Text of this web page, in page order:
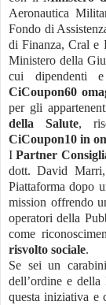
Aeronautica
Fondo di
di Finanza, Cral e
Ministero della
cui dipendenti
CiCoupon60
per gli
della Salute,
CiCoupon10 in
IPartner
dott. David
Piattaforma dopo
mission offrendo
operatori della
come
risvolto sociale.
Se sei un
dell’ordine e
questa iniziativa